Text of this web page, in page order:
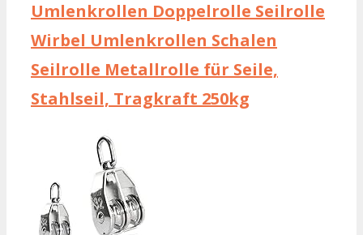
Umlenkrollen Doppelrolle Seilrolle
Wirbel Umlenkrollen Schalen
Seilrolle Metallrolle für Seile,
Stahlseil, Tragkraft 250kg